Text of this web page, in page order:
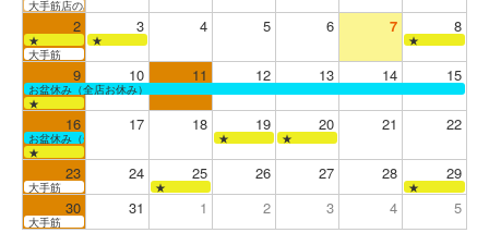
大手筋店のみ営業
2 3 4 5 6 7 8
★ ★
★
大手筋
9 10 11 12 13 14 15
お盆休み（全店お休み）
★
16 17 18 19 20 21 22
お盆休み（全店お休み） ★
★
★
23 24 25 26 27 28 29
大手筋 ★ ★
30 31 1 2 3 4 5
大手筋